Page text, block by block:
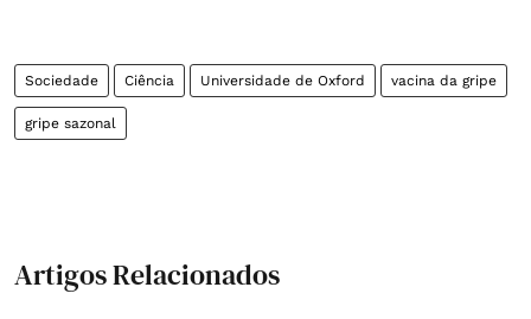
Sociedade Ciência Universidade de Oxford vacina da gripe
gripe sazonal
Artigos Relacionados